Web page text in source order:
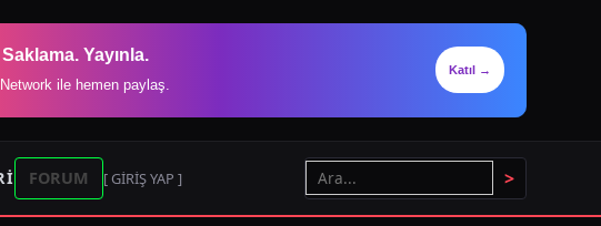
Yayınla.
ile hemen paylaş.
Katıl →
FORUM [ GİRİŞ YAP ] >